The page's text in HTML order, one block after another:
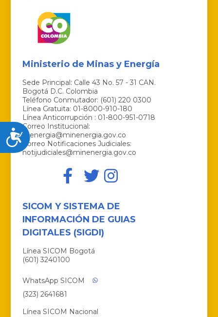
Accesibilidad
Ministerio de Minas y Energía
Sede Principal: Calle 43 No. 57 - 31 CAN.
Bogotá D.C. Colombia
Teléfono Conmutador: (601) 220 0300
Línea Gratuita: 01-8000-910-180
Línea Anticorrupción : 01-800-951-0718
Correo Institucional:
menergia@minenergia.gov.co
Correo Notificaciones Judiciales:
notijudiciales@minenergia.gov.co
SICOM Y SISTEMA DE
INFORMACIÓN DE GUIAS
DIGITALES (SIGDI)
Línea SICOM Bogotá
(601) 3240100
WhatsApp SICOM
(323) 2641681
Línea SICOM Nacional